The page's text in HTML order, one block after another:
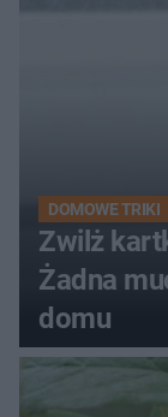
DOMOWE TRIKI
Zwilż
Żadna
domu